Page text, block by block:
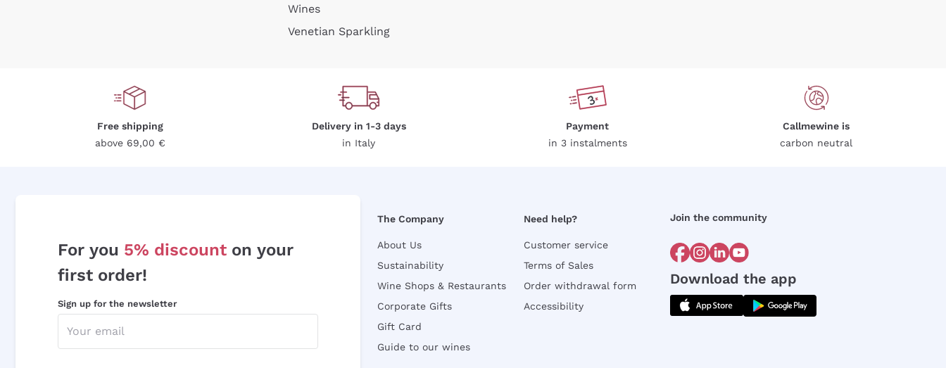
Wines
Venetian Sparkling
Free shipping
above 69,00 €
Delivery in 1-3 days
in Italy
Payment
in 3 instalments
Callmewine is
carbon neutral
For you 5% discount on your
first order!
Sign up for the newsletter
The Company
About Us
Sustainability
Wine Shops & Restaurants
Corporate Gifts
Gift Card
Guide to our wines
Need help?
Customer service
Terms of Sales
Order withdrawal form
Accessibility
Join the community
Download the app